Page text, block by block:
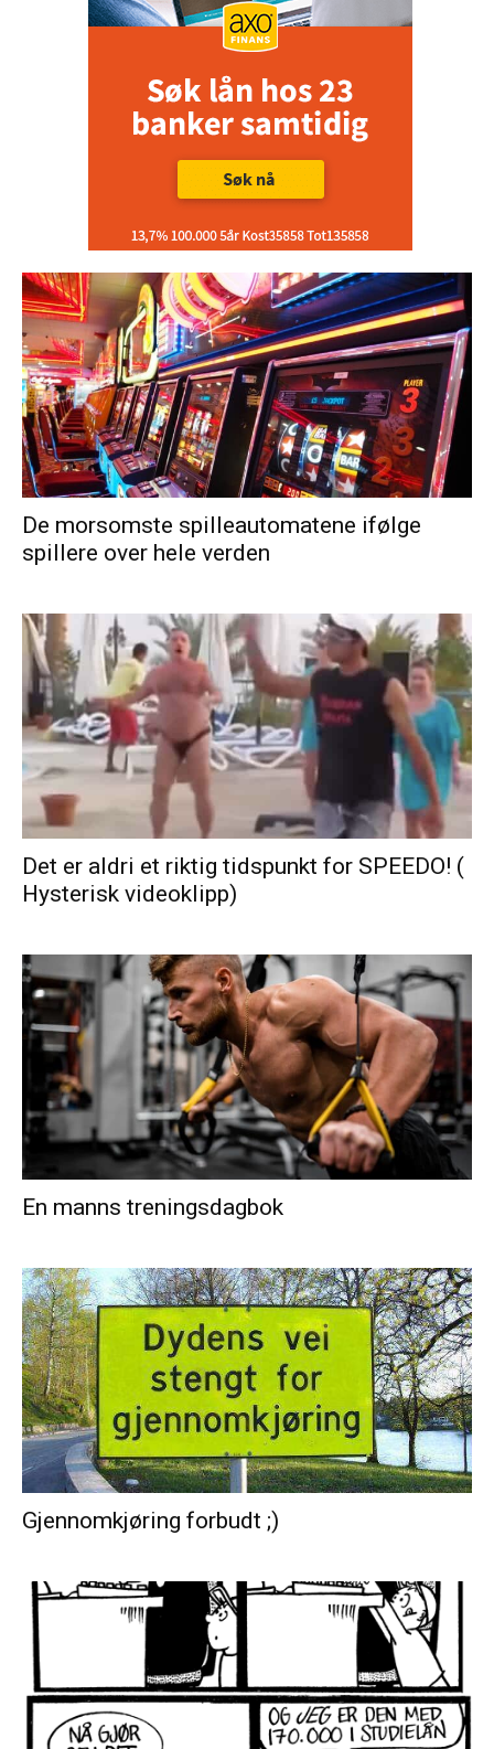
De morsomste spilleautomatene ifølge
spillere over hele verden
Det er aldri et riktig tidspunkt for SPEEDO! (
Hysterisk videoklipp)
En manns treningsdagbok
Gjennomkjøring forbudt ;)